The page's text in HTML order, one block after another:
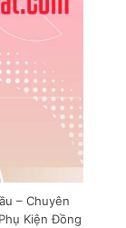
– Chuyên
Kiện Đồng